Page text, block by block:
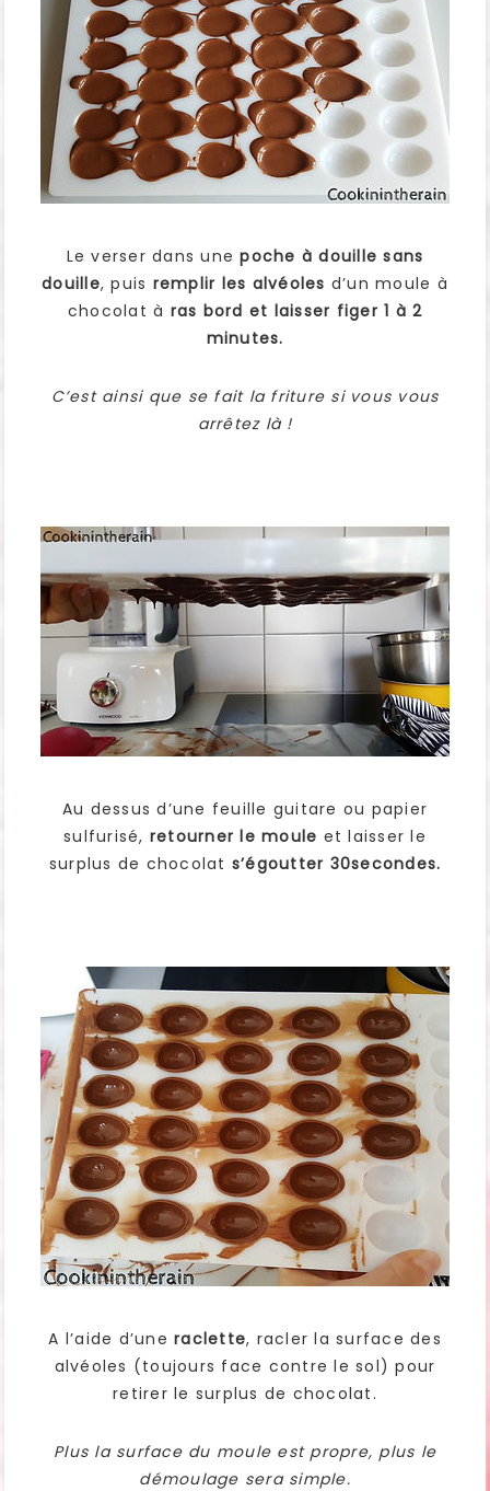
Le verser dans unepoche à douille sans
douille, puis remplir les alvéoles d’un moule à
chocolat à ras bord et laisser figer 1 à 2
minutes.
C’est ainsi que se fait la friture si vous vous
arrêtez là !
Au dessus d’une feuille guitare ou papier
sulfurisé, retourner le moule et laisser le
surplus de chocolat s’égoutter 30secondes.
A l’aide d’une raclette, racler la surface des
alvéoles (toujours face contre le sol) pour
retirer le surplus de chocolat.
Plus la surface du moule est propre, plus le
démoulage sera simple.